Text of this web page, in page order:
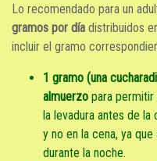
Lo recomendado para un
gramos por día distribuidos
incluir el gramo
1 gramo (una
almuerzo para
la levadura antes de la
y no en la cena, ya
durante la noche.